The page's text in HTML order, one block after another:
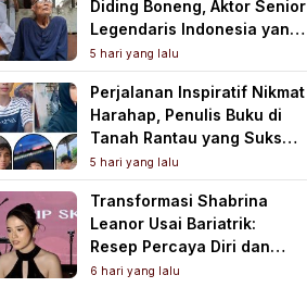
Diding Boneng, Aktor Senior
Legendaris Indonesia yang
Meninggal Dunia
5 hari yang lalu
Perjalanan Inspiratif Nikmat
Harahap, Penulis Buku di
Tanah Rantau yang Sukses
Lewat Karya Best Seller
5 hari yang lalu
Transformasi Shabrina
Leanor Usai Bariatrik:
Resep Percaya Diri dan
Rahasia Body Shaping
6 hari yang lalu